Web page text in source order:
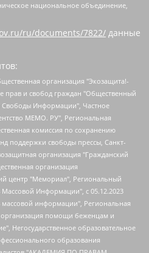
национальное объединение,
ru/documents/7822/ данные
организация "Центр гендерных исследований", Гурман Юрий Альбертович, Медиапроект "ОВД-Инфо", Егоров Владимир Владимирович, Жилинский Владимир Александрович, Общество с ограниченной ответственностью "ЗП", Иванова София Юрьевна, Карезина Инна Павловна, Кильтау Екатерина Викторовна, Петров Алексей Викторович, Пискунов Сергей Евгеньевич, Смирнов Сергей Сергеевич, Тихонов Михаил Сергеевич, Общество с ограниченной ответственностью "ЖУРНАЛИСТ-ИНОСТРАННЫЙ АГЕНТ", Арапова Галина Юрьевна, Вольтская Татьяна Анатольевна, Американская компания "Mason G.E.S. Anonymous Foundation" (США), являющаяся владельцем интернет-издания https://mnews.world/, Компания "Stichting Bellingcat", зарегистрированная в Нидерландах (дата регистрации 11.07.2018), Захаров Андрей Вячеславович, Клепиковская Екатерина Дмитриевна, Общество с ограниченной ответственностью "МЕМО", Перл Роман Александрович, Симонов Евгений Алексеевич, Соловьева Елена Анатольевна, Сотников Даниил Владимирович, Сурначева Елизавета Дмитриевна, Автономная некоммерческая организация по защите прав человека и информированию населения "Якутия – Наше Мнение", Общество с ограниченной ответственностью "Москоу диджитал медиа", с 26.01.2023 Общество с ограниченной ответственностью "Чайка Белые сады", Ветошкина Валерия Валерьевна, Заговора Максим Александрович, Межрегиональное общественное движение "Российская ЛГБТ - сеть", Оленичев Максим Владимирович, Павлов Иван Юрьевич, Скворцова Елена Сергеевна, Общество с ограниченной ответственностью "Как бы инагент", Кочетков Игорь Викторович, Общество с ограниченной ответственностью "Честные выборы", Еланчик Олег Александрович, Общество с ограниченной ответственностью "Нобелевский призыв", Гималова Регина Эмилевна, Григорьев Андрей Валерьевич, Григорьева Алина Александровна, Ассоциация по содействию защите прав призывников, альтернативнослужащих и военнослужащих "Правозащитная группа "Гражданин.Армия.Право", Хисамова Регина Фаритовна, Автономная некоммерческая организация по реализации социально-правовых программ "Лилит", Дальневосточное общественное движение "Маяк", Санкт-Петербургская ЛГБТ-инициативная группа "Выход", Инициативная группа ЛГБТ+ "Реверс", Алексеев Андрей Викторович, Бекбулатова Таисия Львовна, Беляев Иван Михайлович, Владыкина Елена Сергеевна, Гельман Марат Александрович, Никульшина Вероника Юрьевна, Толоконникова Надежда Андреевна, Шендерович Виктор Анатольевич, Общество с ограниченной ответственностью "Данное сообщение", Общество с ограниченной ответственностью Издательский дом "Новая глава", Айнбиндер Александра Александровна, Московский комьюнити-центр для ЛГБТ+инициатив, Благотворительный фонд развития филантропии, Deutsche Welle (Германия, Kurt-Schumacher-Strasse 3, 53113 Bonn), Борзунова Мария Михайловна, Воробьев Виктор Викторович, Голубева Анна Львовна, Константинова Алла Михайловна, Малкова Ирина Владимировна, Мурадов Мурад Абдулгалимович, Осетинская Елизавета Николаевна, Понасенков Евгений Николаевич, Ганапольский Матвей Юрьевич, Киселев Евгений Алексеевич, Борухович Ирина Григорьевна, Дремин Иван Тимофеевич, Дубровский Дмитрий Викторович, Красноярская региональная общественная организация поддержки и развития альтернативных образовательных технологий и межкультурных коммуникаций "ИНТЕРРА", Маяковская Екатерина Алексеевна, Фейгин Марк Захарович, Филимонов Андрей Викторович, Дзугкоева Регина Николаевна, Доброхотов Роман Александрович, Дудь Юрий Александрович, Елкин Сергей Владимирович, Кругликов Кирилл Игоревич, Сабунаева Мария Леонидовна, Семенов Алексей Владимирович, Шаинян Карен Багратович, Шульман Екатерина Михайловна, Асафьев Артур Валерьевич, Вахштайн Виктор Семенович, Венедиктов Алексей Алексеевич, Лушникова Екатерина Евгеньевна, Волков Леонид Михайлович, Невзоров Александр Глебович, Пархоменко Сергей Борисович, Сироткин Ярослав Николаевич, Кара-Мурза Владимир Владимирович, Баранова Наталья Владимировна, Гозман Леонид Яковлевич, Кагарлицкий Борис Юльевич, Климарев Михаил Валерьевич, Милов Владимир Станиславович, Автономная некоммерческая организация Краснодарский центр современного искусства "Типография", Моргенштерн Алишер Тагирович, Соболь Любовь Эдуардовна, Общество с ограниченной ответственностью "ЛИЗА НОРМ", Каспаров Гарри Кимович, Ходорковский Михаил Борисович, Общество с ограниченной ответственностью "Апрельские тезисы", Данилович Ирина Брониславовна, Кашин Олег Владимирович, Петров Николай Владимирович, Пивоваров Алексей Владимирович, Соколов Михаил Владимирович, Цветкова Юлия Владимировна, Чичваркин Евгений Александрович, Комитет против пыток/Команда против пыток, Общество с ограниченной ответственностью "Первый научный", Общество с ограниченной ответственностью "Вертолет и ко", Белоцерковская Вероника Борисовна, Кац Максим Евгеньевич, Лазарева Татьяна Юрьевна, Шаведдинов Руслан Табризович, Яшин Илья Валерьевич, Общество с ограниченной ответственностью "Иноагент ААВ", Алешковский Дмитрий Петрович, Альбац Евгения Марковна, Быков Дмитрий Львович, Галямина Юлия Евгеньевна, Лойко Сергей Леонидович, Мартынов Кирилл Константинович, Медведев Сергей Александрович, Крашенинников Федор Геннадиевич, Гордеева Катерина Вл